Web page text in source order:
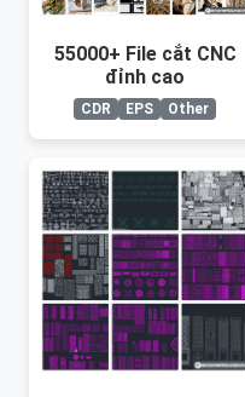
55000+ File cắt CNC
đỉnh cao
CDR EPS Other